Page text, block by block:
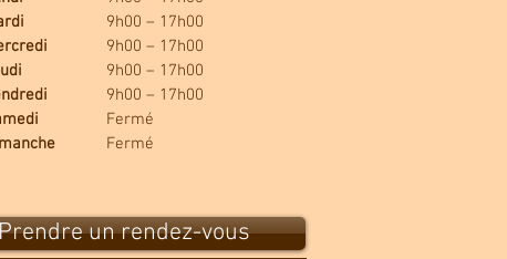
9h00 – 17h00
9h00 – 17h00
9h00 – 17h00
9h00 – 17h00
Fermé
Fermé
un rendez-vous